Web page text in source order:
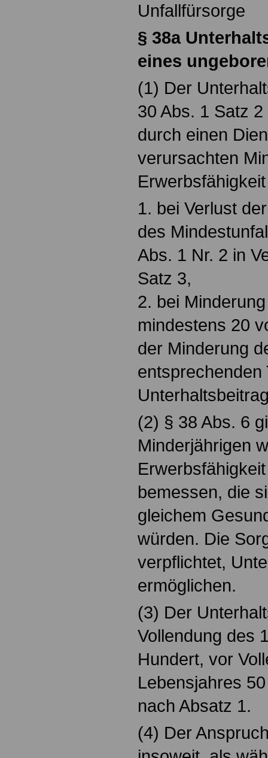
Unfallfürsorge
§ 38a
eines
(1) Der
30 Abs. 1 Satz
durch einen
verursachten
1. bei Verlust
des
Abs. 1 Nr. 2 in
Satz 3,
2. bei
mindestens 20
der Minderung
entsprechenden
(2) § 38 Abs. 6
Minderjährigen
bemessen, die
gleichem
würden. Die
verpflichtet,
ermöglichen.
(3) Der
Vollendung des
Hundert, vor
Lebensjahres
nach Absatz 1.
(4) Der